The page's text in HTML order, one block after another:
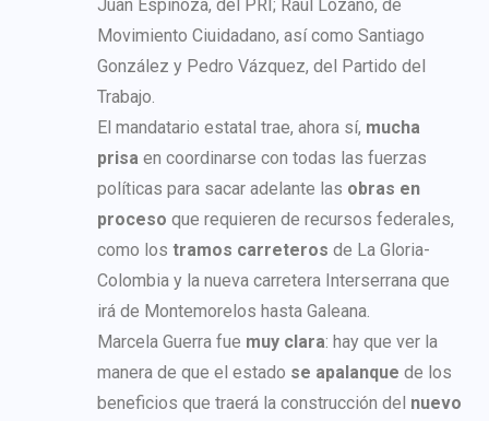
Juan Espinoza, del PRI; Raúl Lozano, de
Movimiento Ciuidadano, así como Santiago
González y Pedro Vázquez, del Partido del
Trabajo.
El mandatario estatal trae, ahora sí, mucha
prisa en coordinarse con todas las fuerzas
políticas para sacar adelante las obras en
proceso que requieren de recursos federales,
como los tramos carreteros de La Gloria-
Colombia y la nueva carretera Interserrana que
irá de Montemorelos hasta Galeana.
Marcela Guerra fue muy clara: hay que ver la
manera de que el estado se apalanque de los
beneficios que traerá la construcción del nuevo